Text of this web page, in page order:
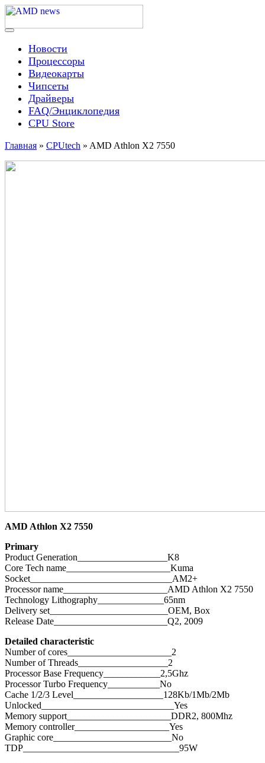
Skip
content
AMD news
Menu
Новости
Процессоры
Видеокарты
Чипсеты
Драйверы
FAQ/Энциклопедия
CPU Store
Главная » CPUtech » AMD Athlon X2 7550
AMD Athlon X2 7550
Primary
Product Generation___________________K8
Core Tech name______________________Kuma
Socket______________________________AM2+
Processor name______________________AMD Athlon X2 7550
Technology Lithography______________65nm
Delivery set_________________________OEM, Box
Release Date________________________Q2, 2009
Detailed characteristic
Number of cores______________________2
Number of Threads___________________2
Processor Base Frequency____________2,5Ghz
Processor Turbo Frequency___________No
Cache 1/2/3 Level___________________128Kb/1Mb/2Mb
Unlocked____________________________Yes
Memory support______________________DDR2, 800Mhz
Memory controller____________________Yes
Graphic core_________________________No
TDP_________________________________95W